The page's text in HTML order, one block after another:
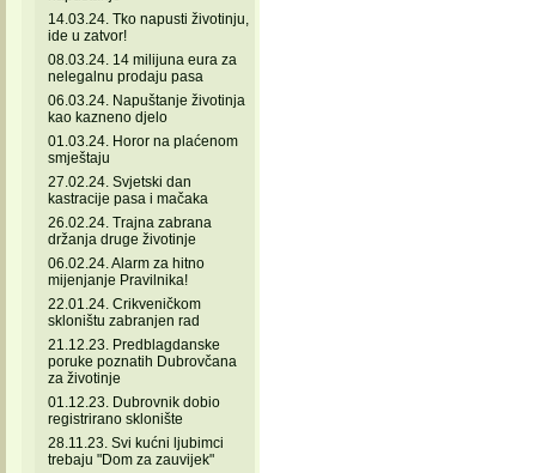
14.03.24. Tko napusti životinju,
ide u zatvor!
08.03.24. 14 milijuna eura za
nelegalnu prodaju pasa
06.03.24. Napuštanje životinja
kao kazneno djelo
01.03.24. Horor na plaćenom
smještaju
27.02.24. Svjetski dan
kastracije pasa i mačaka
26.02.24. Trajna zabrana
držanja druge životinje
06.02.24. Alarm za hitno
mijenjanje Pravilnika!
22.01.24. Crikveničkom
skloništu zabranjen rad
21.12.23. Predblagdanske
poruke poznatih Dubrovčana
za životinje
01.12.23. Dubrovnik dobio
registrirano sklonište
28.11.23. Svi kućni ljubimci
trebaju "Dom za zauvijek"